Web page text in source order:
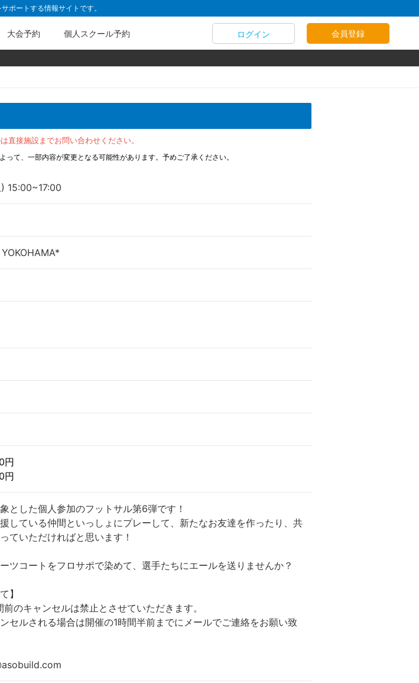
ポートする情報サイトです。
大会予約 個人スクール予約 ログイン 会員登録
直接施設までお問い合わせください。
て、一部内容が変更となる可能性があります。予めご了承ください。
15:00~17:00
円
円
とした個人参加のフットサル第6弾です！
している仲間といっしょにプレーして、新たなお友達を作ったり、共
ていただければと思います！
ツコートをフロサポで染めて、選手たちにエールを送りませんか？
】
のキャンセルは禁止とさせていただきます。
セルされる場合は開催の1時間半前までにメールでご連絡をお願い致